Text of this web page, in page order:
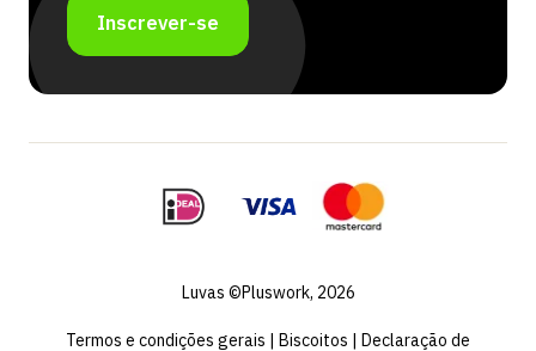
Inscrever-se
Luvas ©Pluswork, 2026
Termos e condições gerais | Biscoitos | Declaração de